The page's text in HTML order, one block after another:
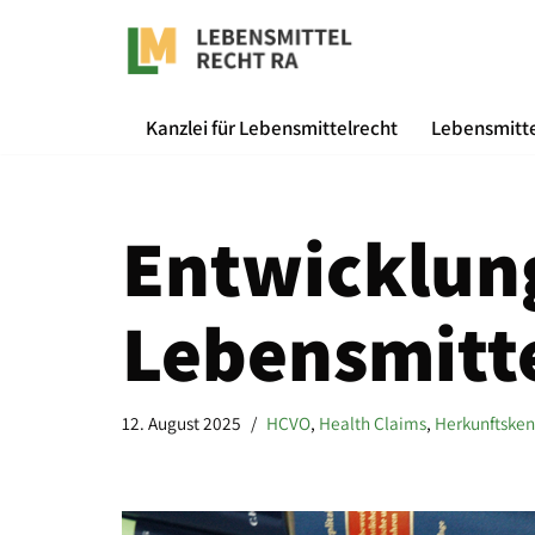
Kanzlei für Lebensmittelrecht
12. August 2025 HCVO, Health Claims,